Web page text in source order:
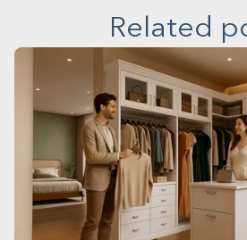
Related